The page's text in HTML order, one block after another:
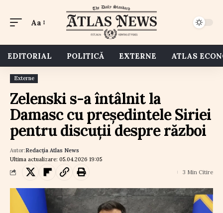
Aa
EDITORIAL POLITICĂ EXTERNE ATLAS
Externe
Zelenski s-a întâlnit la
Damasc cu președintele Siriei
pentru discuții despre război
Ultima actualizare: 05.04.2026 19:05
Autor:Redacția Atlas News
3 Min Citire